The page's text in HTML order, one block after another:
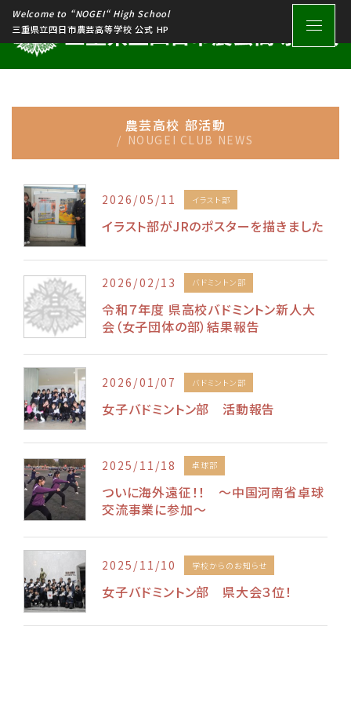
Welcome to “NOGEI“ High School
三重県立四日市農芸高等学校 公式 HP
農芸高校 部活動
NOUGEI CLUB NEWS
2026/05/11 イラスト部
イラスト部がJRのポスターを描きました
2026/02/13 バドミントン部
令和７年度 県高校バドミントン新人大
会（女子団体の部）結果報告
2026/01/07 バドミントン部
女子バドミントン部 活動報告
2025/11/18 卓球部
ついに海外遠征！！ ～中国河南省卓球
交流事業に参加～
2025/11/10 学校からのお知らせ
女子バドミントン部 県大会３位！